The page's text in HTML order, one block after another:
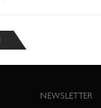
NEWSLETTER